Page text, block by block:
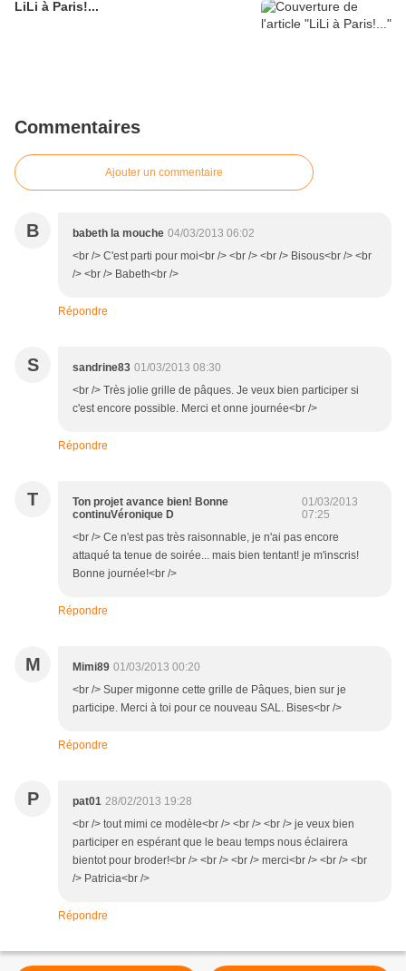
LiLi à Paris!...
Commentaires
Ajouter un commentaire
B babeth la mouche 04/03/2013 06:02
<br /> C'est parti pour moi<br /> <br /> <br /> Bisous<br /> <br
/> <br /> Babeth<br />
Répondre
S sandrine83 01/03/2013 08:30
<br /> Très jolie grille de pâques. Je veux bien participer si
c'est encore possible. Merci et onne journée<br />
Répondre
T
Ton projet avance bien! Bonne
continuVéronique D
01/03/2013
07:25
<br /> Ce n'est pas très raisonnable, je n'ai pas encore
attaqué ta tenue de soirée... mais bien tentant! je m'inscris!
Bonne journée!<br />
Répondre
M Mimi89 01/03/2013 00:20
<br /> Super migonne cette grille de Pâques, bien sur je
participe. Merci à toi pour ce nouveau SAL. Bises<br />
Répondre
P pat01 28/02/2013 19:28
<br /> tout mimi ce modèle<br /> <br /> <br /> je veux bien
participer en espérant que le beau temps nous éclairera
bientot pour broder!<br /> <br /> <br /> merci<br /> <br /> <br
/> Patricia<br />
Répondre